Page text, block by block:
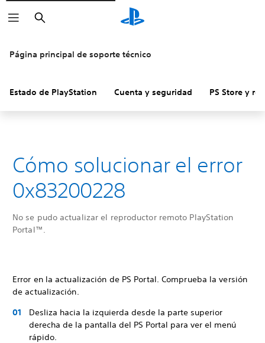
Buscar
Página principal de soporte técnico
Estado de PlayStation Cuenta y seguridad PS Store y
Cómo solucionar el error
0x83200228
No se pudo actualizar el reproductor remoto PlayStation
Portal™.
Error en la actualización de PS Portal. Comprueba la versión
de actualización.
Desliza hacia la izquierda desde la parte superior
derecha de la pantalla del PS Portal para ver el menú
rápido.